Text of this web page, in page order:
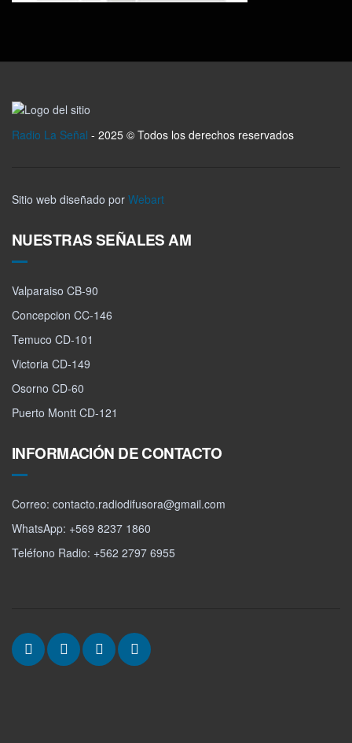
Radio La Señal - 2025 © Todos los derechos reservados
Sitio web diseñado por Webart
NUESTRAS SEÑALES AM
Valparaiso CB-90
Concepcion CC-146
Temuco CD-101
Victoria CD-149
Osorno CD-60
Puerto Montt CD-121
INFORMACIÓN DE CONTACTO
Correo: contacto.radiodifusora@gmail.com
WhatsApp: +569 8237 1860
Teléfono Radio: +562 2797 6955